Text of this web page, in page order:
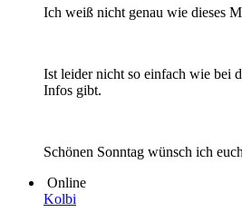
Ich weiß nicht genau wie dieses
Ist leider nicht so einfach wie bei
Infos gibt.
Schönen Sonntag wünsch ich
Online
Kolbi